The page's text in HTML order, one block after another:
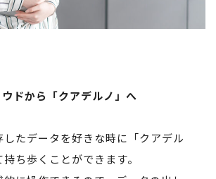
ドから「クアデルノ」へ
したデータを好きな時に「クアデル
ち歩くことができます。